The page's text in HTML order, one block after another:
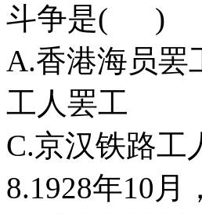
斗争是( )
A.香港
工人罢工
C.京汉
8.1928年10